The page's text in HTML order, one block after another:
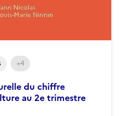
du chiffre
au 2e trimestre
+4